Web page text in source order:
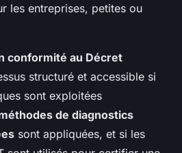
les entreprises, petites ou
conformité au Décret
structuré et accessible si
sont exploitées
de diagnostics
sont appliquées, et si les